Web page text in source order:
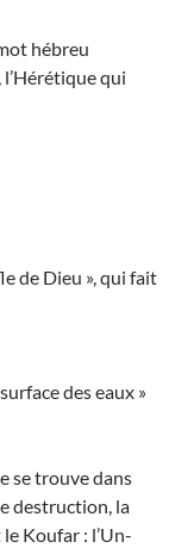
hébreu
l’Hérétique qui
de Dieu », qui fait
des eaux »
se trouve dans
destruction, la
Koufar : l’Un-